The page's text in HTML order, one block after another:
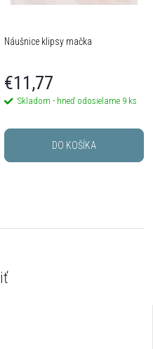
Náušnice klipsy mačka
€11,77
Skladom - hneď odosielame 9 ks
DO KOŠÍKA